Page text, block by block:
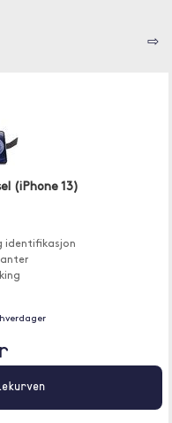
⇨
(iPhone 13)
identifikasjon